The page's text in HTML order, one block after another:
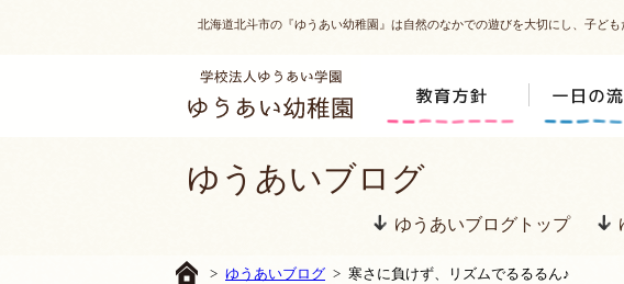
北海道北斗市の『ゆうあい幼稚園』は自然のなかでの遊びを大切にし、子ど
ゆうあいブログ
ゆうあいブログトップ
> ゆうあいブログ > 寒さに負けず、リズムでるるるん♪